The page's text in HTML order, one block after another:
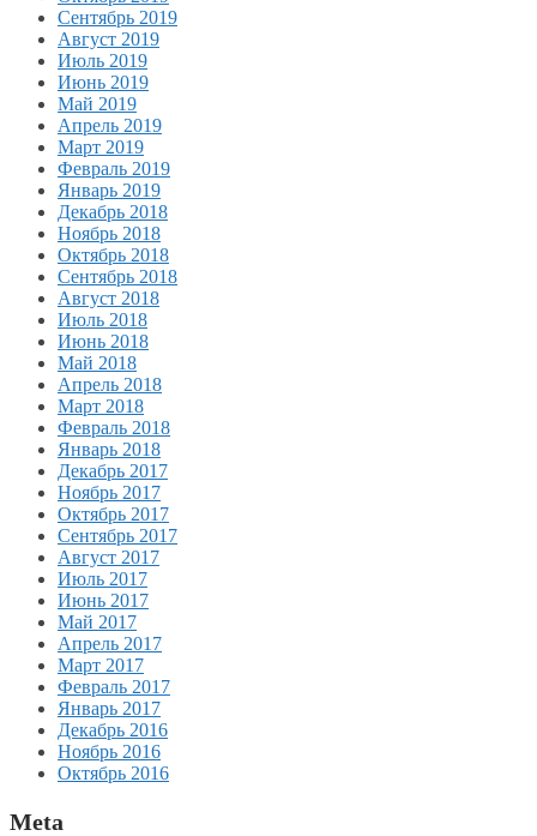
Сентябрь 2019
Август 2019
Июль 2019
Июнь 2019
Май 2019
Апрель 2019
Март 2019
Февраль 2019
Январь 2019
Декабрь 2018
Ноябрь 2018
Октябрь 2018
Сентябрь 2018
Август 2018
Июль 2018
Июнь 2018
Май 2018
Апрель 2018
Март 2018
Февраль 2018
Январь 2018
Декабрь 2017
Ноябрь 2017
Октябрь 2017
Сентябрь 2017
Август 2017
Июль 2017
Июнь 2017
Май 2017
Апрель 2017
Март 2017
Февраль 2017
Январь 2017
Декабрь 2016
Ноябрь 2016
Октябрь 2016
Meta